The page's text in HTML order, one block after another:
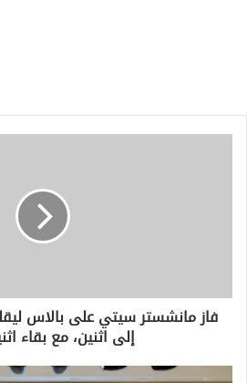
مع
بقاءفاز مانشستر سيتي على بالاس
إلى اثنين، مع بقاء